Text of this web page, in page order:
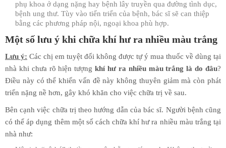
phụ khoa ở dạng nặng hay bệnh lây truyền qua đường tình dục,
bệnh ung thư. Tùy vào tiến triển của bệnh, bác sĩ sẽ can thiệp
bằng các phương pháp nội, ngoại khoa phù hợp.
Một số lưu ý khi chữa khí hư ra nhiều màu trắng
Lưu ý: Các chị em tuyệt đối không được tự ý mua thuốc về dùng tại
nhà khi chưa rõ hiện tượngkhí hư ra nhiều màu trắng là do đâu?
Điều này có thể khiến vấn đề này không thuyên giảm mà còn phát
triển nặng nề hơn, gây khó khăn cho việc chữa trị về sau.
Bên cạnh việc chữa trị theo hướng dẫn của bác sĩ. Người bệnh cũng
có thể áp dụng thêm một số cách chữa khí hư ra nhiều màu trắng tại
nhà như: